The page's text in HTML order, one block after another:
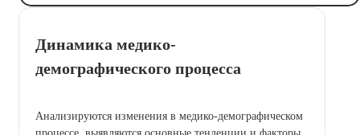
Динамика медико-
демографического процесса
Анализируются изменения в медико-демографическом